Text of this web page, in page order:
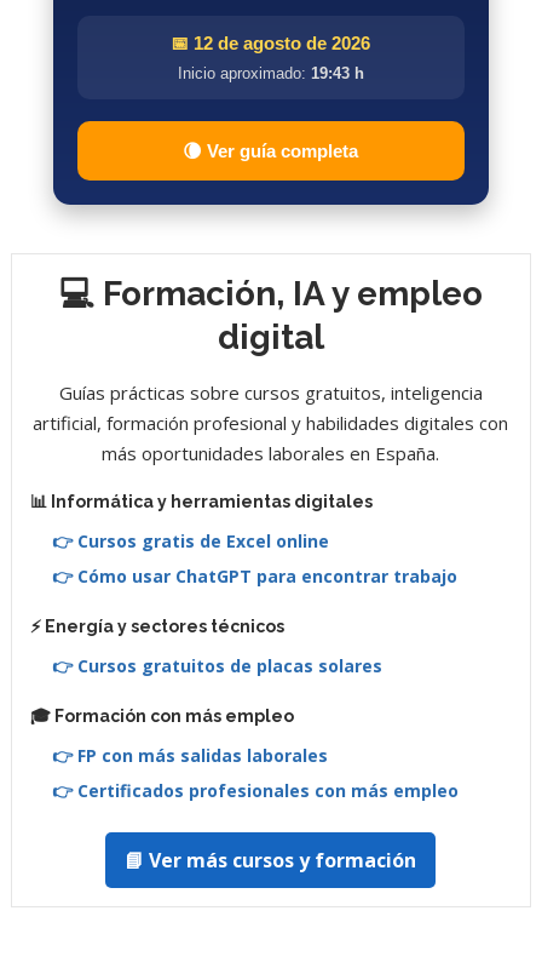
📅 12 de agosto de 2026
Inicio aproximado: 19:43 h
🌘 Ver guía completa
💻 Formación, IA y empleo
digital
Guías prácticas sobre cursos gratuitos, inteligencia
artificial, formación profesional y habilidades digitales con
más oportunidades laborales en España.
📊 Informática y herramientas digitales
👉 Cursos gratis de Excel online
👉 Cómo usar ChatGPT para encontrar trabajo
⚡ Energía y sectores técnicos
👉 Cursos gratuitos de placas solares
🎓 Formación con más empleo
👉 FP con más salidas laborales
👉 Certificados profesionales con más empleo
📘 Ver más cursos y formación